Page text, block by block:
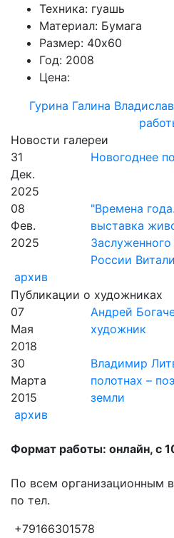
Техника: гуашь
Материал: Бумага
Размер: 40х60
Год: 2008
Цена:
Гурина Галина
Новости галереи
31
Дек.
2025
Новогоднее
08
Фев.
2025
"Времена
выставка
России
архив
Публикации о художниках
07
Мая
2018
Андрей
художник
30
Марта
2015
Владимир
полотнах –
земли
архив
Формат работы: онлайн, с
По всем организационным
по тел.
+79166301578